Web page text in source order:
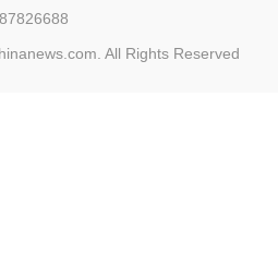
87826688
All Rights Reserved